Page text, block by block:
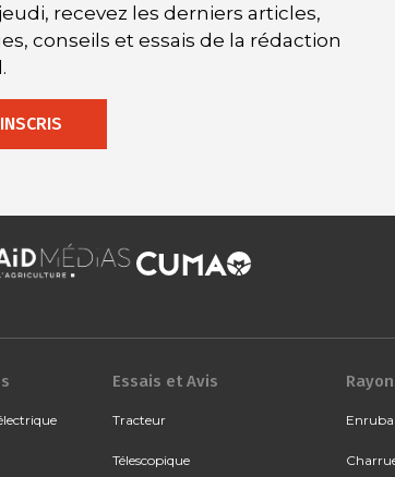
recevez les derniers articles,
conseils et essais de la rédaction
Essais et Avis
Tracteur
Télescopique